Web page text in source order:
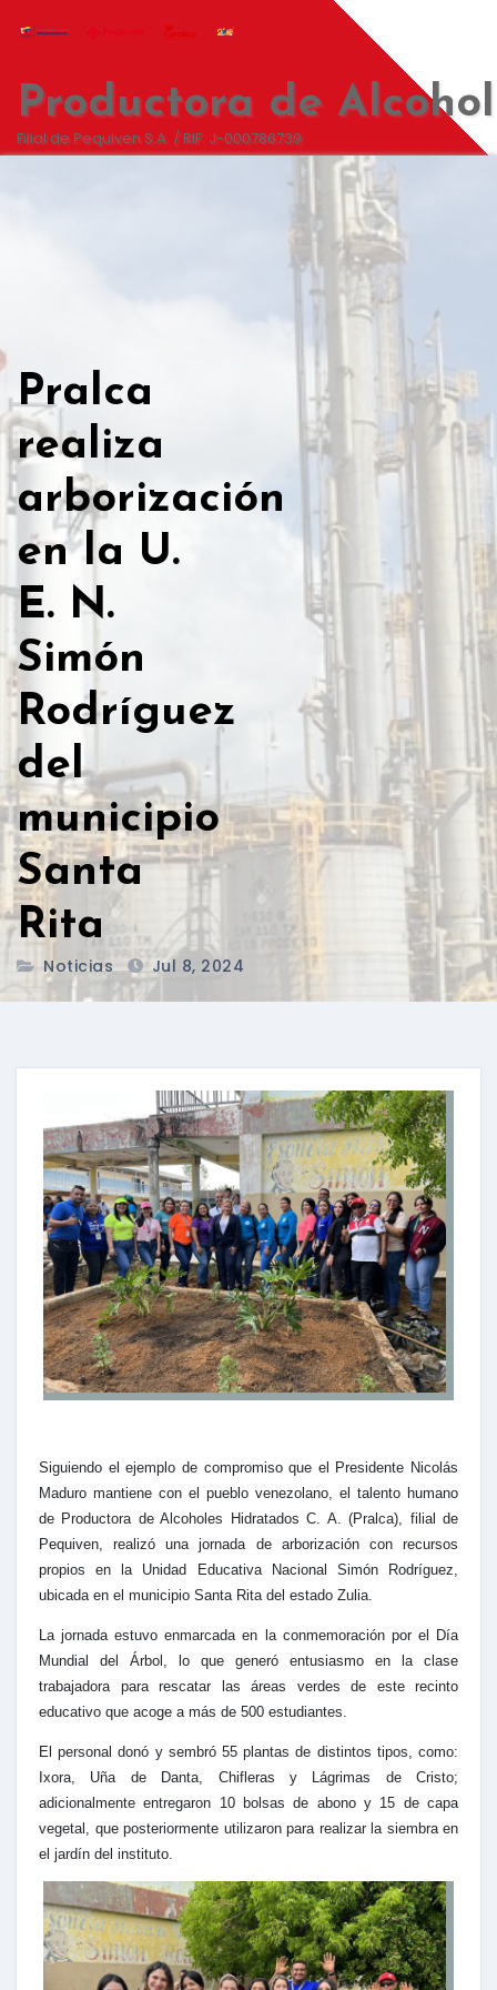
Productora de
Filial de Pequiven S.A. / RIF: J-000786739
Pralca
realiza
arborización
en la U.
E. N.
Simón
Rodríguez
del
municipio
Santa
Rita
Noticias Jul 8, 2024
Siguiendo el ejemplo de compromiso que el Presidente Nicolás
Maduro mantiene con el pueblo venezolano, el talento humano
de Productora de Alcoholes Hidratados C. A. (Pralca), filial de
Pequiven, realizó una jornada de arborización con recursos
propios en la Unidad Educativa Nacional Simón Rodríguez,
ubicada en el municipio Santa Rita del estado Zulia.
La jornada estuvo enmarcada en la conmemoración por el Día
Mundial del Árbol, lo que generó entusiasmo en la clase
trabajadora para rescatar las áreas verdes de este recinto
educativo que acoge a más de 500 estudiantes.
El personal donó y sembró 55 plantas de distintos tipos, como:
Ixora, Uña de Danta, Chifleras y Lágrimas de Cristo;
adicionalmente entregaron 10 bolsas de abono y 15 de capa
vegetal, que posteriormente utilizaron para realizar la siembra en
el jardín del instituto.